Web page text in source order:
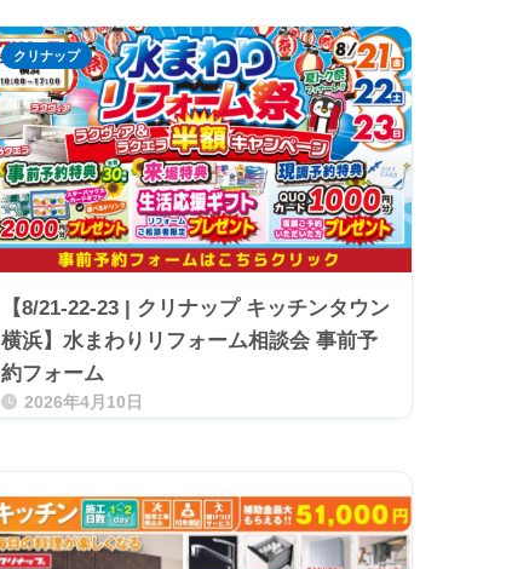
【8/21-22-23 | クリナップ キッチンタウン
横浜】水まわりリフォーム相談会 事前予
約フォーム
2026年4月10日
クリナップ